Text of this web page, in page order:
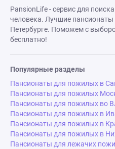
PansionLife - сервис для
человека. Лучшие
Петербурге. Поможем с
бесплатно!
Популярные разделы
Пансионаты для пожилых в
Пансионаты для пожилых
Пансионаты для пожилых во
Пансионаты для пожилых в
Пансионаты для пожилых в
Пансионаты для пожилых в
Пансионаты для лежачих